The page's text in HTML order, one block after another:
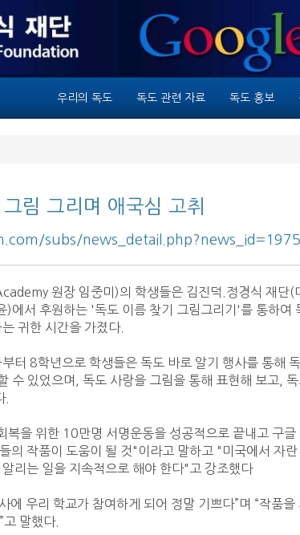
우리의 독도 독도 관련 자료 독도 홍보
림 그리며 애국심 고취
subs/
)에서 후원하는 '독도 이름 찾기 그림그리기'를 통하여
귀한 시간을 가졌다.
터 8학년으로 학생들은 독도 바로 알기 행사를 통해
수 있었으며, 독도 사랑을 그림을 통해 표현해 보고,
.
복을 위한 10만명 서명운동을 성공적으로 끝내고 구글
의 작품이 도움이 될 것"이라고 말하고 "미국에서 자
리는 일을 지속적으로 해야 한다"고 강조했다
에 우리 학교가 참여하게 되어 정말 기쁘다”며 “작품
말했다.